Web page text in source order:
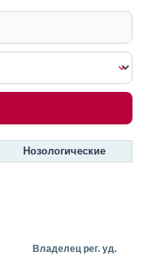
Нозологические
Владелец рег. уд.